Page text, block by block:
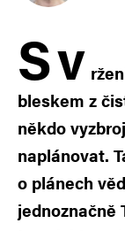
Sv
bleskem z
někdo
naplánovat.
o plánech
jednoznačně